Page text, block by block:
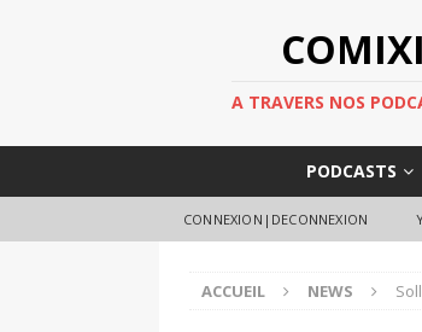
A TRAVERS NOS
PODCASTS
CONNEXION|DECONNEXION
ACCUEIL NEWS